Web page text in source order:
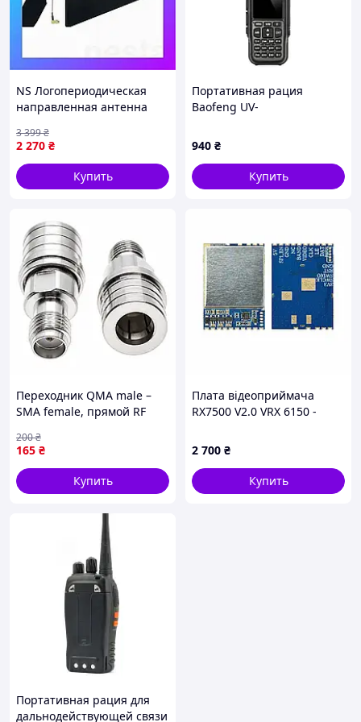
За компактность, простоту, надежность и длительную
автономную работу радиостанция снискала
популярность у самых различных пользователей, от
рыбаков до пожарных и других служб. Устройство
имеет в активе программируемые боковые клавиши,
Рация Baofeng UV-9R Plus - это хороший выбор для
Технические характеристики:
NS Логопериодическая
направленная антенна
ГГц, 6dBi для анализатора
спектра SA Nes22/Q
2 270 ₴
3 399₴
Купить
Портативная рация
Baofeng UV-
Доступный
940 ₴
Купить
Переходник QMA male –
SMA female, прямой RF
радиочастотного
оборудования
165 ₴
200₴
Купить
Плата відеоприймача
RX7500 V2.0 VRX 6150 -
2 700 ₴
Купить
Портативная рация для
дальнодействующей связи